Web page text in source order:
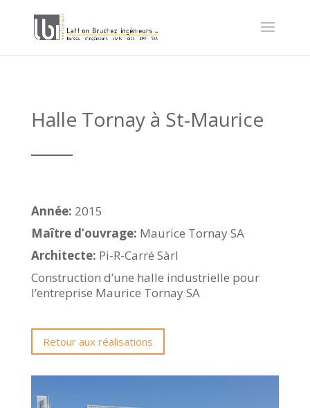
Halle Tornay à St-Maurice
Année: 2015
Maître d’ouvrage: Maurice Tornay SA
Architecte: Pi-R-Carré Sàrl
Construction d’une halle industrielle pour
l’entreprise Maurice Tornay SA
Retour aux réalisations